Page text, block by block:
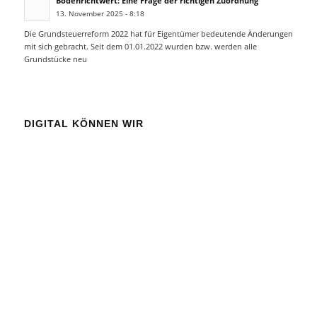
13. November 2025 - 8:18
Die Grundsteuerreform 2022 hat für Eigentümer bedeutende Änderungen
mit sich gebracht. Seit dem 01.01.2022 wurden bzw. werden alle
Grundstücke neu
DIGITAL KÖNNEN WIR